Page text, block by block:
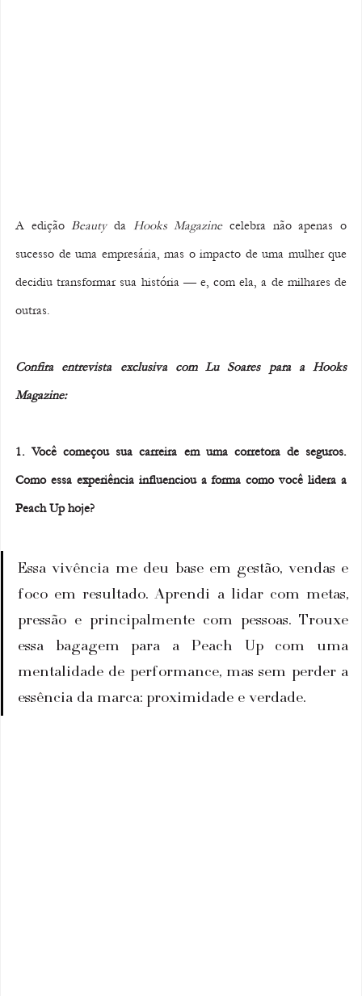
A edição Beauty da Hooks Magazine celebra não apenas o
sucesso de uma empresária, mas o impacto de uma mulher que
decidiu transformar sua história — e, com ela, a de milhares de
outras.
Confira entrevista exclusiva com Lu Soares para a Hooks
Magazine:
1. Você começou sua carreira em uma corretora de seguros.
Como essa experiência influenciou a forma como você lidera a
Peach Up hoje?
Essa vivência me deu base em gestão, vendas e
foco em resultado. Aprendi a lidar com metas,
pressão e principalmente com pessoas. Trouxe
essa bagagem para a Peach Up com uma
mentalidade de performance, mas sem perder a
essência da marca: proximidade e verdade.